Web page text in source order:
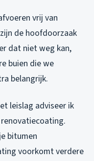
vrij van
de hoofdoorzaak
dat niet weg kan,
buien die we
belangrijk.
leislag adviseer ik
bitumen
voorkomt verdere